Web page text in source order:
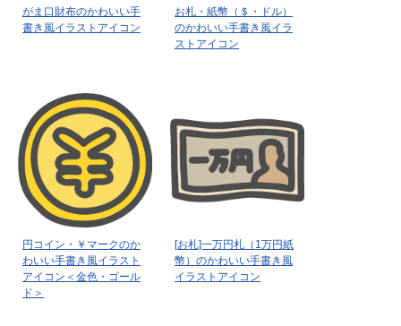
がま口財布のかわいい手
書き風イラストアイコン
お札・紙幣（＄・ドル）
のかわいい手書き風イラ
ストアイコン
円コイン・￥マークのか
わいい手書き風イラスト
アイコン＜金色・ゴール
ド＞
[お札]一万円札（1万円紙
幣）のかわいい手書き風
イラストアイコン